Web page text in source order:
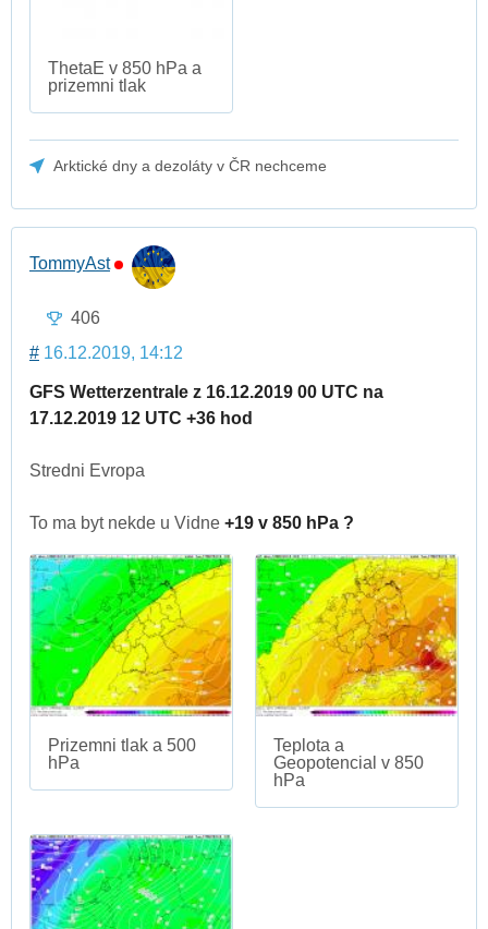
ThetaE v 850 hPa a
prizemni tlak
Arktické dny a dezoláty v ČR nechceme
TommyAst
406
# 16.12.2019, 14:12
GFS Wetterzentrale z 16.12.2019 00 UTC na
17.12.2019 12 UTC +36 hod
Stredni Evropa
To ma byt nekde u Vidne +19 v 850 hPa ?
Prizemni tlak a 500
hPa
Teplota a
Geopotencial v 850
hPa